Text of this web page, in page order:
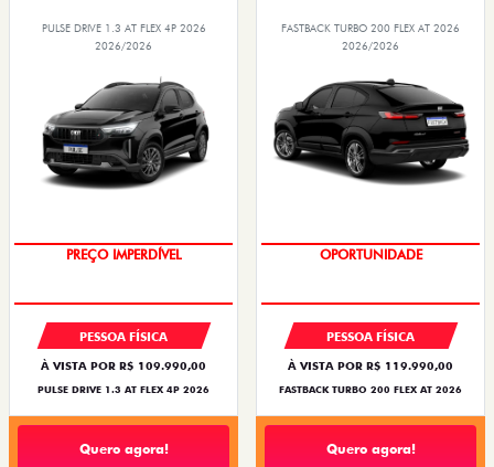
PULSE DRIVE 1.3 AT FLEX 4P 2026
2026/2026
PREÇO IMPERDÍVEL
PESSOA FÍSICA
À VISTA POR R$ 109.990,00
PULSE DRIVE 1.3 AT FLEX 4P 2026
Quero agora!
FASTBACK TURBO 200 FLEX AT 2026
2026/2026
OPORTUNIDADE
PESSOA FÍSICA
À VISTA POR R$ 119.990,00
FASTBACK TURBO 200 FLEX AT 2026
Quero agora!